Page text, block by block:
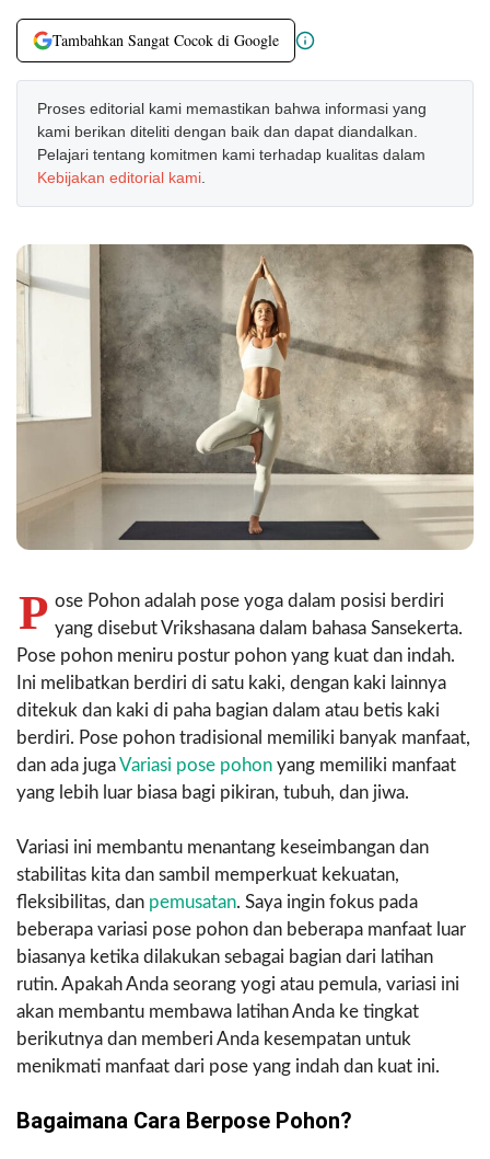
Tambahkan Sangat Cocok di Google
Proses editorial kami memastikan bahwa informasi yang
kami berikan diteliti dengan baik dan dapat diandalkan.
Pelajari tentang komitmen kami terhadap kualitas dalam
Kebijakan editorial kami
P ose Pohon adalah pose yoga dalam posisi berdiri
yang disebut Vrikshasana dalam bahasa Sansekerta.
Pose pohon meniru postur pohon yang kuat dan indah.
Ini melibatkan berdiri di satu kaki, dengan kaki lainnya
ditekuk dan kaki di paha bagian dalam atau betis kaki
berdiri. Pose pohon tradisional memiliki banyak manfaat,
dan ada jugaVariasi pose pohon yang memiliki manfaat
yang lebih luar biasa bagi pikiran, tubuh, dan jiwa.
Variasi ini membantu menantang keseimbangan dan
stabilitas kita dan sambil memperkuat kekuatan,
fleksibilitas, dan pemusatan. Saya ingin fokus pada
beberapa variasi pose pohon dan beberapa manfaat luar
biasanya ketika dilakukan sebagai bagian dari latihan
rutin. Apakah Anda seorang yogi atau pemula, variasi ini
akan membantu membawa latihan Anda ke tingkat
berikutnya dan memberi Anda kesempatan untuk
menikmati manfaat dari pose yang indah dan kuat ini.
Bagaimana Cara Berpose Pohon?